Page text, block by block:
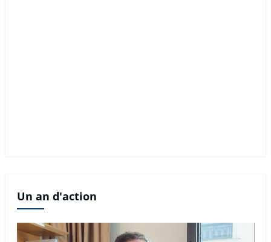
Un an d'action